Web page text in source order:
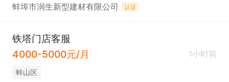
蚌埠市润生新型建材有限公司 认证
铁塔门店客服
4000-5000元/月
1小时前
蚌山区